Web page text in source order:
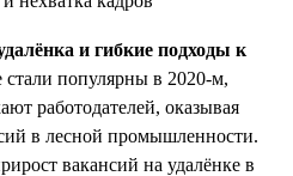
и гибкие подходы к
стали популярны в 2020-м,
работодателей, оказывая
в лесной промышленности.
вакансий на удалёнке в